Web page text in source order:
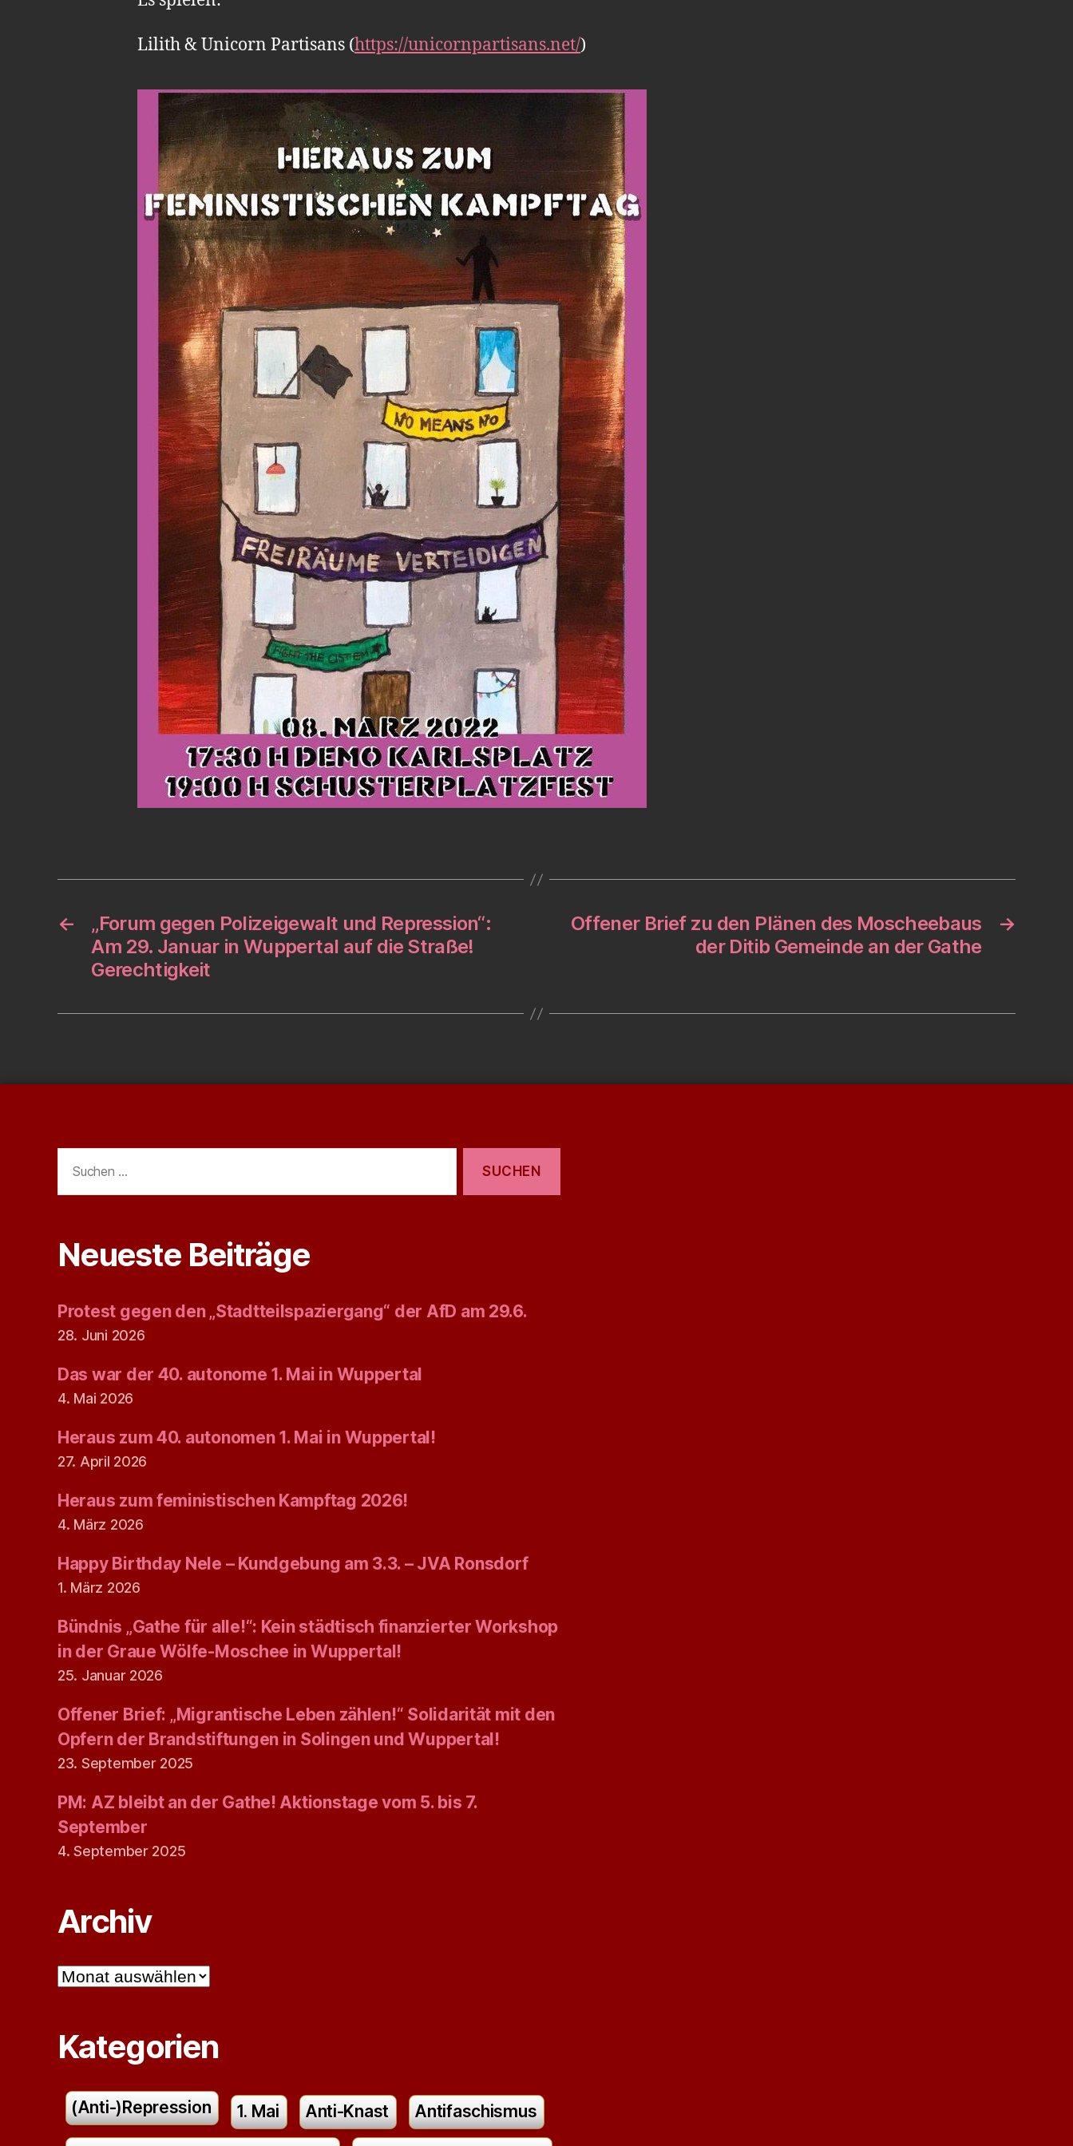
Lilith & Unicorn Partisans (https://unicornpartisans.net/)
←
„Forum gegen Polizeigewalt und Repression“:
Am 29. Januar in Wuppertal auf die Straße!
Gerechtigkeit
→
Offener Brief zu den Plänen des Moscheebaus
der Ditib Gemeinde an der Gathe
nach:
Neueste Beiträge
Protest gegen den „Stadtteilspaziergang“ der AfD am 29.6.
28. Juni 2026
Das war der 40. autonome 1. Mai in Wuppertal
4. Mai 2026
Heraus zum 40. autonomen 1. Mai in Wuppertal!
27. April 2026
Heraus zum feministischen Kampftag 2026!
4. März 2026
Happy Birthday Nele – Kundgebung am 3.3. – JVA Ronsdorf
1. März 2026
Bündnis „Gathe für alle!“: Kein städtisch finanzierter Workshop
in der Graue Wölfe-Moschee in Wuppertal!
25. Januar 2026
Offener Brief: „Migrantische Leben zählen!“ Solidarität mit den
Opfern der Brandstiftungen in Solingen und Wuppertal!
23. September 2025
PM: AZ bleibt an der Gathe! Aktionstage vom 5. bis 7.
September
4. September 2025
Archiv
Archiv
Kategorien
(Anti-)Repression 1. Mai Anti-Knast Antifaschismus